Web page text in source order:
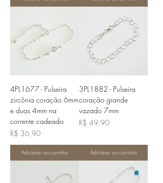
4PL1677 - Pulseira
zircônia coração 6mm
e duas 4mm na
corrente cadeado
Preço
R$ 36,90
Adicionar ao carrinho
3PL1882 - Pulseira
coração grande
vazado 7mm
Preço
R$ 49,90
Adicionar ao carrinho